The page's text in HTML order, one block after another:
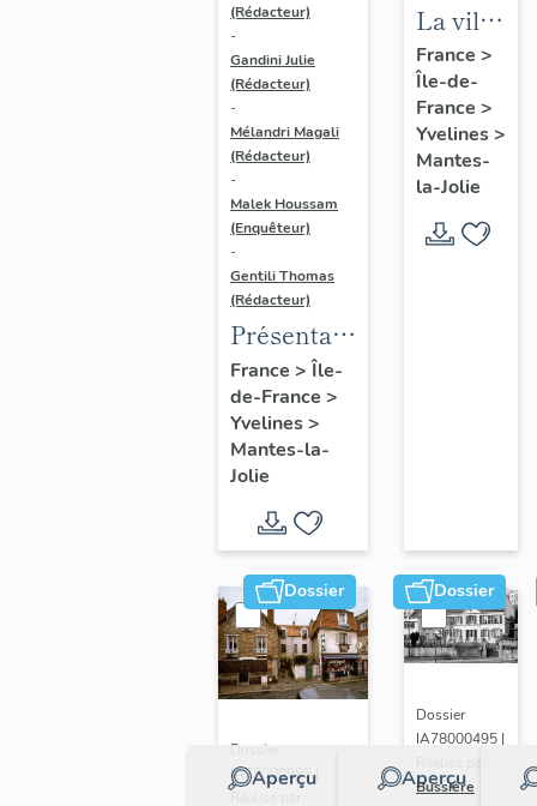
(Rédacteur)
-
Gandini Julie
(Rédacteur)
-
Mélandri Magali
(Rédacteur)
-
Malek Houssam
(Enquêteur)
-
Gentili Thomas
(Rédacteur)
Présentation
de l'étude
France > Île-
de-France >
Yvelines>
Mantes-la-
Jolie
La ville
de
Mantes-
la-Jolie
France >
Île-de-
France >
Yvelines>
Mantes-
la-Jolie
Dossier
Aperçu
Dossier
IA78000985 |
Dossier
Aperçu
Dossier
IA78000495 |
Bussière